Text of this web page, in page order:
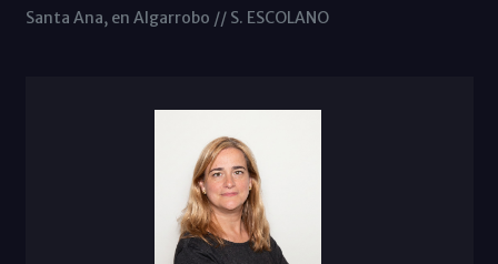
Santa Ana, en Algarrobo // S. ESCOLANO